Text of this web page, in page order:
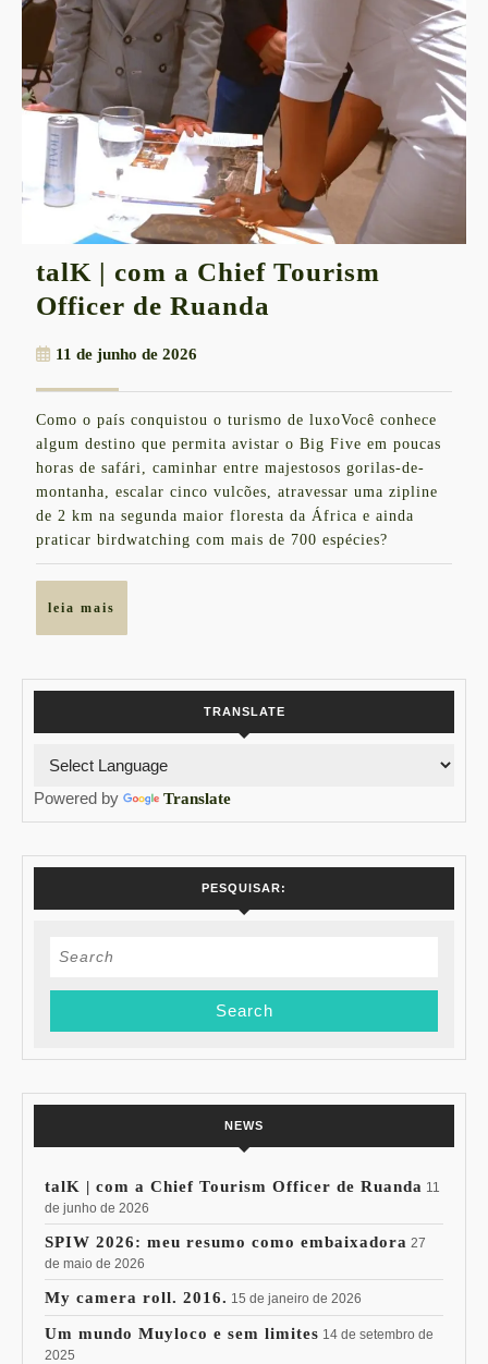
talK | com a Chief Tourism
Officer de Ruanda
a
Chief
Tourism
Officer
de
Ruanda
11 de junho de 2026
de
2026
Como o país conquistou o turismo de luxoVocê conhece
algum destino que permita avistar o Big Five em poucas
horas de safári, caminhar entre majestosos gorilas-de-
montanha, escalar cinco vulcões, atravessar uma zipline
de 2 km na segunda maior floresta da África e ainda
praticar birdwatching com mais de 700 espécies?
leia mais
TRANSLATE
Powered by Translate
PESQUISAR:
Search
NEWS
talK | com a Chief Tourism Officer de Ruanda 11
de junho de 2026
SPIW 2026: meu resumo como embaixadora 27
de maio de 2026
My camera roll. 2016. 15 de janeiro de 2026
Um mundo Muyloco e sem limites 14 de setembro de
2025